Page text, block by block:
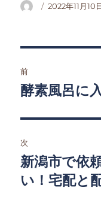
投 投
2022年11月10
稿
ビ
ゲ
ー
前
前
投
稿:
酵素風呂に
次
次
の
新潟市で依
い！宅配と